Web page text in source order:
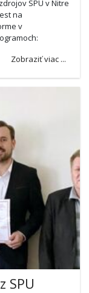
SPU v Nitre
na
v
Zobraziť viac ...
SPU